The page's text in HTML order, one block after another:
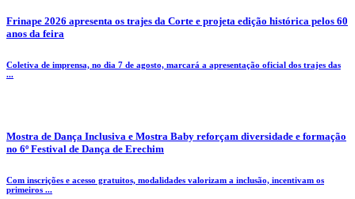
Frinape 2026 apresenta os trajes da Corte e projeta edição histórica pelos 60
anos da feira
Coletiva de imprensa, no dia 7 de agosto, marcará a apresentação oficial dos trajes das
...
Mostra de Dança Inclusiva e Mostra Baby reforçam diversidade e formação
no 6º Festival de Dança de Erechim
Com inscrições e acesso gratuitos, modalidades valorizam a inclusão, incentivam os
primeiros ...